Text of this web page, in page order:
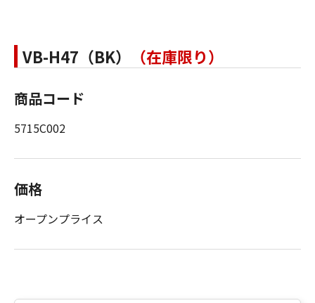
VB-H47（BK） （在庫限り）
商品コード
5715C002
価格
オープンプライス